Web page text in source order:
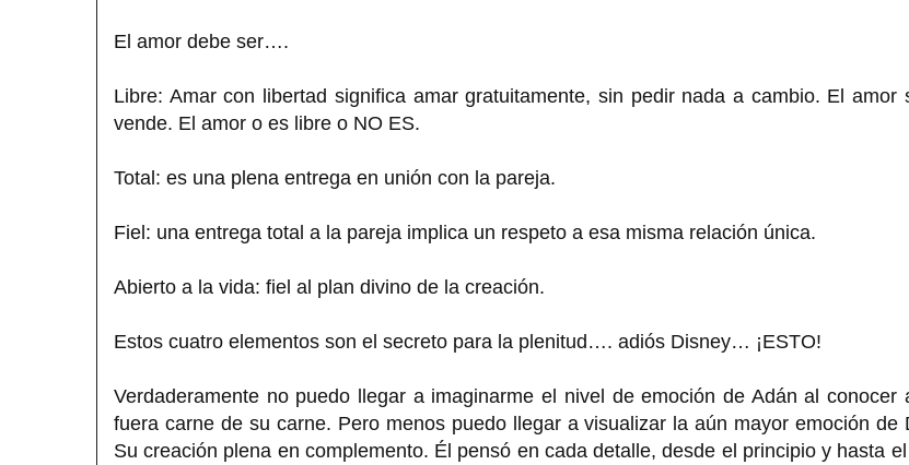
El amor debe ser….
Libre: Amar con libertad significa amar gratuitamente, sin pedir nada a cambio. El amor
vende. El amor o es libre o NO ES.
Total: es una plena entrega en unión con la pareja.
Fiel: una entrega total a la pareja implica un respeto a esa misma relación única.
Abierto a la vida: fiel al plan divino de la creación.
Estos cuatro elementos son el secreto para la plenitud…. adiós Disney… ¡ESTO!
Verdaderamente no puedo llegar a imaginarme el nivel de emoción de Adán al conocer
fuera carne de su carne. Pero menos puedo llegar a visualizar la aún mayor emoción de
Su creación plena en complemento. Él pensó en cada detalle, desde el principio y hasta